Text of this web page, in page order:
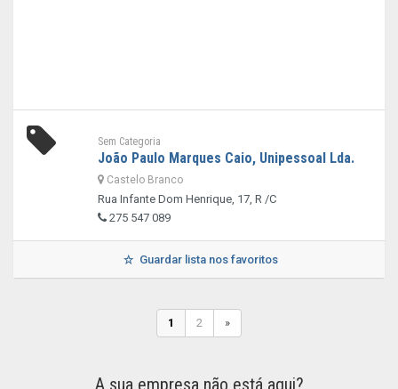
Sem Categoria
João Paulo Marques Caio, Unipessoal Lda.
Castelo Branco
Rua Infante Dom Henrique, 17, R /C
275 547 089
Guardar lista nos favoritos
1 2 »
A sua empresa não está aqui?